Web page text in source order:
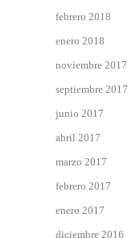
febrero 2018
enero 2018
noviembre 2017
septiembre 2017
junio 2017
abril 2017
marzo 2017
febrero 2017
enero 2017
diciembre 2016